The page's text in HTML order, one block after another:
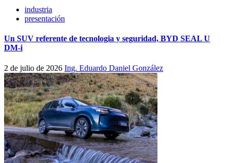
industria
presentación
Un SUV referente de tecnologia y seguridad, BYD SEAL U
DM-i
2 de julio de 2026 Ing. Eduardo Daniel González